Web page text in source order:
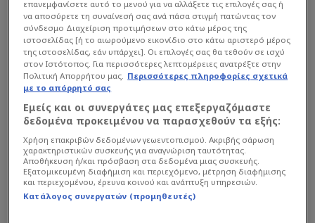
«Δεν αλλάζει τίποτα για εμάς που ο
Παναθηναϊκός είναι εκτός Final Four. Είναι ένα
παιχνίδι εντελώς απρόβλεπτο το Final Four.
Όπως έχει αποδειχθεί τα τελευταία χρόνια δεν
νικά η καλύτερη ομάδα, οπότε πρέπει να βρούμε
έναν τρόπο να νικήσουμε, ανεξαρτήτως εικόνας.
Πρέπει να βρούμε τον τρόπο νίκης κάνοντας
προσαρμογές στο παιχνίδι μας».
επανεμφανίσετε αυτό το μενού για να αλλάξετε τις επιλογές σας ή
να αποσύρετε τη συναίνεσή σας ανά πάσα στιγμή πατώντας τον
σύνδεσμο Διαχείριση προτιμήσεων στο κάτω μέρος της
ιστοσελίδας [ή το αιωρούμενο εικονίδιο στο κάτω αριστερό μέρος
της ιστοσελίδας, εάν υπάρχει]. Οι επιλογές σας θα τεθούν σε ισχύ
στον Ιστότοπος. Για περισσότερες λεπτομέρειες ανατρέξτε στην
Πολιτική Απορρήτου μας. Περισσότερες πληροφορίες σχετικά
με το απόρρητό σας
Εμείς και οι συνεργάτες μας επεξεργαζόμαστε
δεδομένα προκειμένου να παρασχεθούν τα εξής:
Χρήση επακριβών δεδομένων γεωεντοπισμού. Ακριβής σάρωση
χαρακτηριστικών συσκευής για αναγνώριση ταυτότητας.
Αποθήκευση ή/και πρόσβαση στα δεδομένα μιας συσκευής.
Εξατομικευμένη διαφήμιση και περιεχόμενο, μέτρηση διαφήμισης
και περιεχομένου, έρευνα κοινού και ανάπτυξη υπηρεσιών.
Κατάλογος συνεργατών (προμηθευτές)